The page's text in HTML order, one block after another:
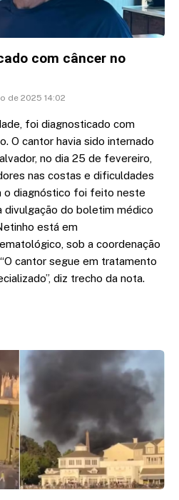
com câncer no
de 2025 14:02
foi diagnosticado com
O cantor havia sido internado
no dia 25 de fevereiro,
nas costas e dificuldades
o diagnóstico foi feito neste
divulgação do boletim médico
está em
sob a coordenação
cantor segue em tratamento
diz trecho da nota.